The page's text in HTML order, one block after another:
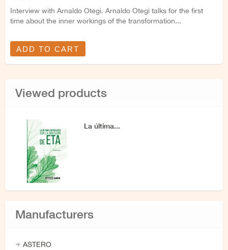
Interview with Arnaldo Otegi. Arnaldo Otegi talks for the first
time about the inner workings of the transformation...
ADD TO CART
Viewed products
La última...
Manufacturers
ASTERO